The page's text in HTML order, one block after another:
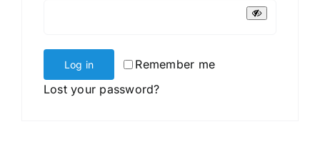
Remember me
Log in
Lost your password?